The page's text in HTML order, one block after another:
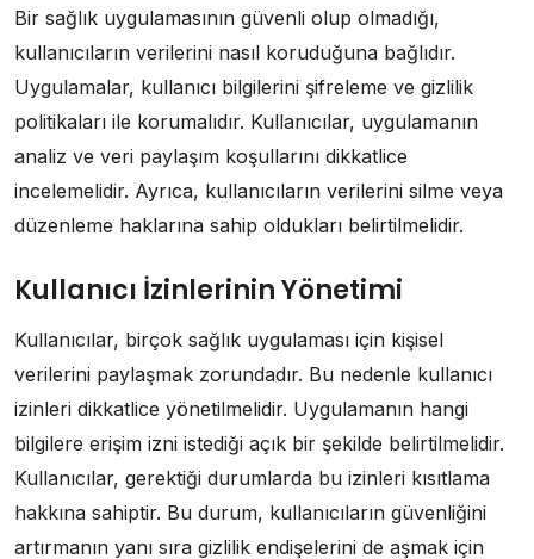
Bir sağlık uygulamasının güvenli olup olmadığı,
kullanıcıların verilerini nasıl koruduğuna bağlıdır.
Uygulamalar, kullanıcı bilgilerini şifreleme ve gizlilik
politikaları ile korumalıdır. Kullanıcılar, uygulamanın
analiz ve veri paylaşım koşullarını dikkatlice
incelemelidir. Ayrıca, kullanıcıların verilerini silme veya
düzenleme haklarına sahip oldukları belirtilmelidir.
Kullanıcı İzinlerinin Yönetimi
Kullanıcılar, birçok sağlık uygulaması için kişisel
verilerini paylaşmak zorundadır. Bu nedenle kullanıcı
izinleri dikkatlice yönetilmelidir. Uygulamanın hangi
bilgilere erişim izni istediği açık bir şekilde belirtilmelidir.
Kullanıcılar, gerektiği durumlarda bu izinleri kısıtlama
hakkına sahiptir. Bu durum, kullanıcıların güvenliğini
artırmanın yanı sıra gizlilik endişelerini de aşmak için